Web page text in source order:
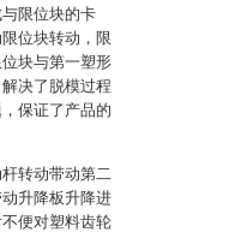
限位块的卡
位块转动，限
块与第一塑形
决了脱模过程
保证了产品的
转动带动第二
升降板升降进
便对塑料齿轮